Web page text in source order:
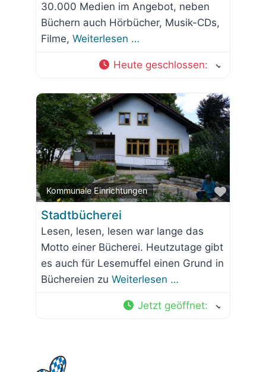
30.000 Medien im Angebot, neben
Büchern auch Hörbücher, Musik-CDs,
Filme, Weiterlesen …
Heute geschlossen:
Kommunale Einrichtungen
Favorit
Stadtbücherei
Lesen, lesen, lesen war lange das
Motto einer Bücherei. Heutzutage gibt
es auch für Lesemuffel einen Grund in
Büchereien zu Weiterlesen …
Jetzt geöffnet: